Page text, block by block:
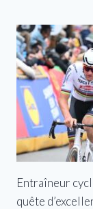
Entraîneur
quête